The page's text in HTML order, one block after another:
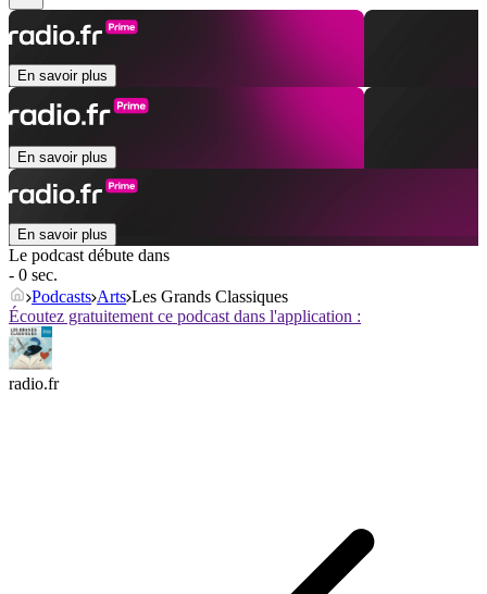
En savoir plus
En savoir plus
En savoir plus
Le podcast débute dans
- 0 sec.
Podcasts Arts Les Grands Classiques
Écoutez gratuitement ce podcast dans l'application :
radio.fr